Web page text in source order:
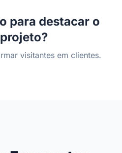
para destacar o
visitantes em clientes.